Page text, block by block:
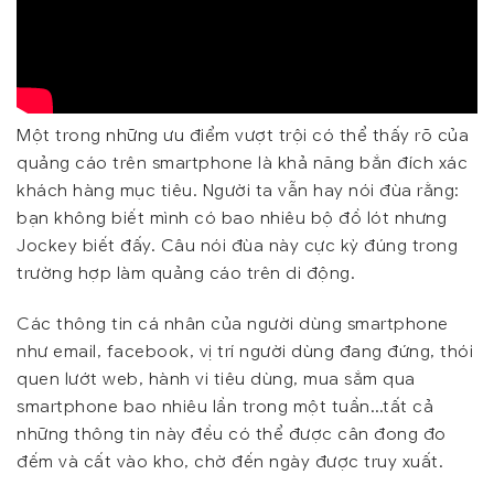
Một trong những ưu điểm vượt trội có thể thấy rõ của
quảng cáo trên smartphone là khả năng bắn đích xác
khách hàng mục tiêu. Người ta vẫn hay nói đùa rằng:
bạn không biết mình có bao nhiêu bộ đồ lót nhưng
Jockey biết đấy. Câu nói đùa này cực kỳ đúng trong
trường hợp làm quảng cáo trên di động.
Các thông tin cá nhân của người dùng smartphone
như email, facebook, vị trí người dùng đang đứng, thói
quen lướt web, hành vi tiêu dùng, mua sắm qua
smartphone bao nhiêu lần trong một tuần…tất cả
những thông tin này đều có thể được cân đong đo
đếm và cất vào kho, chờ đến ngày được truy xuất.